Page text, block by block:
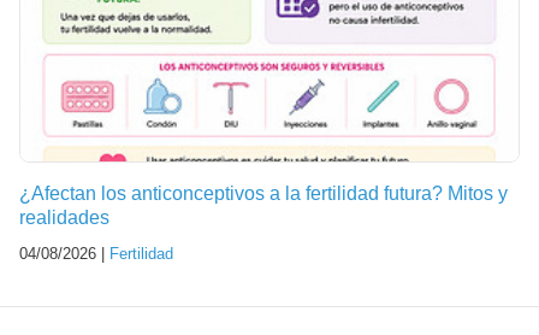
¿Afectan los anticonceptivos a la fertilidad futura? Mitos y
realidades
04/08/2026 | Fertilidad